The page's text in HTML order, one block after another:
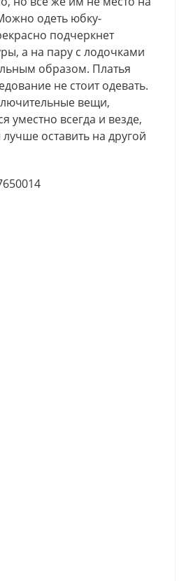
одеть юбку-
подчеркнет
а на пару с лодочками
образом. Платья
не стоит одевать.
вещи,
уместно всегда и везде,
оставить на другой